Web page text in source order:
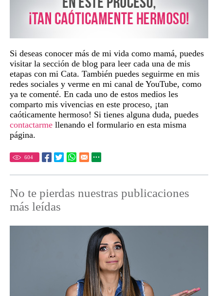
Si deseas conocer más de mi vida como mamá, puedes
visitar la sección de blog para leer cada una de mis
etapas con mi Cata. También puedes seguirme en mis
redes sociales y verme en mi canal de YouTube, como
ya te comenté. En cada uno de estos medios les
comparto mis vivencias en este proceso, ¡tan
caóticamente hermoso! Si tienes alguna duda, puedes
contactarme llenando el formulario en esta misma
página.
604
No te pierdas nuestras publicaciones
más leídas